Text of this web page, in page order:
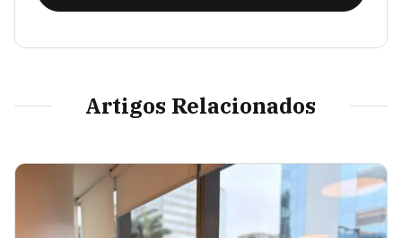
Artigos Relacionados